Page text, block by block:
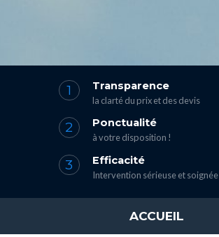
Transparence
la clarté du prix et des devis
Ponctualité
à votre disposition !
Efficacité
Intervention sérieuse et soignée
ACCUEIL